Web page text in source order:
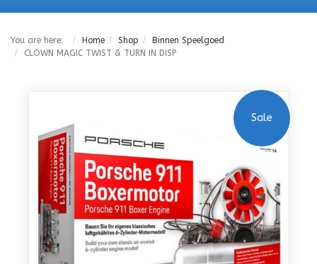
You are here: Home Shop
Binnen Speelgoed
CLOWN MAGIC TWIST & TURN IN DISP
Sale